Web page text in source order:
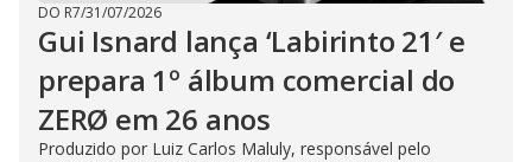
DO R7/31/07/2026
Gui Isnard lança ‘Labirinto 21′ e
prepara 1º álbum comercial do
ZERØ em 26 anos
Produzido por Luiz Carlos Maluly, responsável pelo